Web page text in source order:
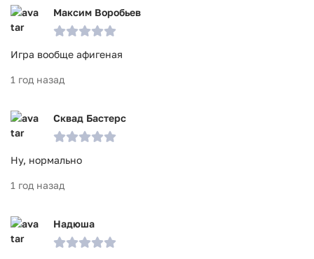
Максим Воробьев
Игра вообще афигеная
1 год назад
Сквад Бастерс
Ну, нормально
1 год назад
Надюша